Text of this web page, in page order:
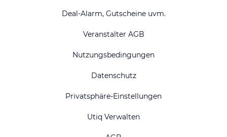
Deal-Alarm, Gutscheine uvm.
Veranstalter AGB
Nutzungsbedingungen
Datenschutz
Privatsphäre-Einstellungen
Utiq Verwalten